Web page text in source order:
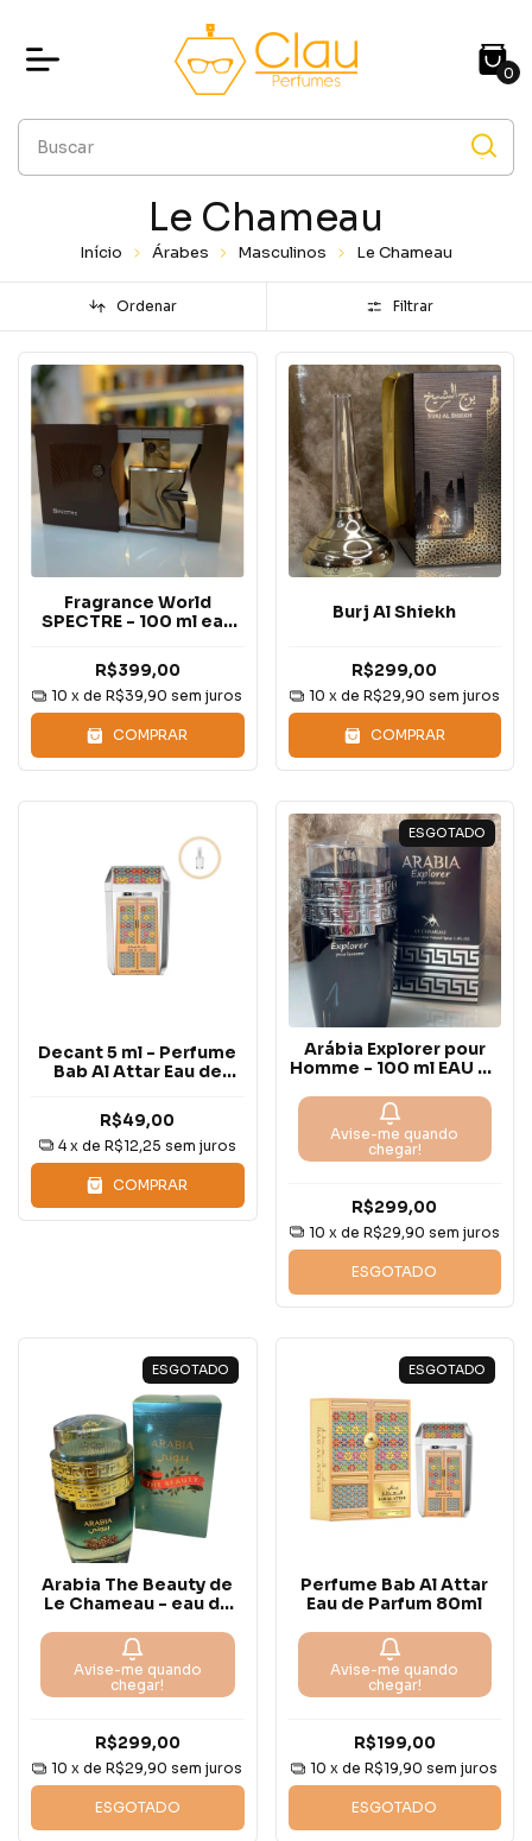
0
Le Chameau
Início Árabes Masculinos Le Chameau
Ordenar Filtrar
Fragrance World
SPECTRE - 100 ml eau
R$399,00
10 x deR$39,90 sem juros
COMPRAR
Burj Al Shiekh
R$299,00
10 x de R$29,90 sem juros
COMPRAR
Decant 5 ml - Perfume
Bab Al Attar Eau de
R$49,00
4 x de R$12,25 sem juros
COMPRAR
ESGOTADO
Arábia Explorer pour
Homme - 100 ml EAU DE
creed aventus
Avise-me quando
chegar!
R$299,00
10 x de R$29,90 sem juros
ESGOTADO
ESGOTADO
Arabia The Beauty de
Le Chameau - eau de
Avise-me quando
chegar!
R$299,00
10 x deR$29,90 sem juros
ESGOTADO
ESGOTADO
Perfume Bab Al Attar
Eau de Parfum 80ml
Avise-me quando
chegar!
R$199,00
10 x deR$19,90 sem juros
ESGOTADO